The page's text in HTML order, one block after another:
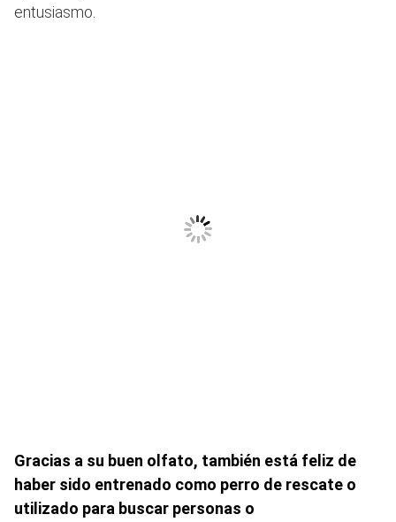
entusiasmo.
Gracias a su buen olfato, también está feliz de
haber sido entrenado como perro de rescate o
utilizado para buscar personas o